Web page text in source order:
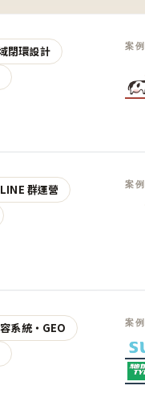
閉環設計
案例
群運營 案例
系統・GEO
案例